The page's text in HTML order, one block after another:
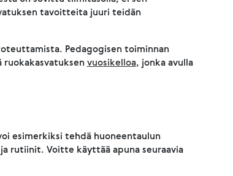
tavoitteita juuri teidän
Pedagogisen toiminnan
ruokakasvatuksen vuosikelloa, jonka avulla
esimerkiksi tehdä huoneentaulun
rutiinit. Voitte käyttää apuna seuraavia